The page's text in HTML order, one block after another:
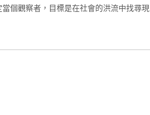
個觀察者，目標是在社會的洪流中找尋現